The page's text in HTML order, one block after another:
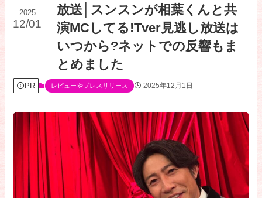
放送│スンスンが相葉くんと共
演MCしてる!Tver見逃し放送は
いつから?ネットでの反響もま
とめました
2025
12/01
PR レビューやプレスリリース 2025年12月1日